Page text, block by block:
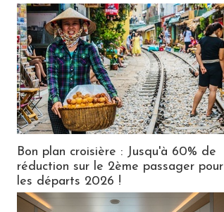
Bon plan croisière : Jusqu'à 60% de
réduction sur le 2ème passager pour
les départs 2026 !